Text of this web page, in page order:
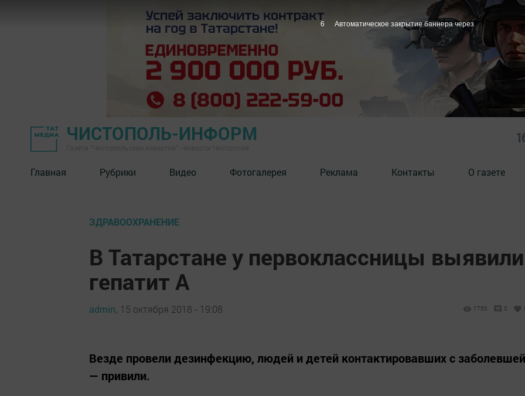
ЧИСТОПОЛЬ-ИНФОРМ
Главная Рубрики Видео Фотогалерея Реклама Контакты О газете
ЗДРАВООХРАНЕНИЕ
В Татарстане у первоклассницы выявили
гепатит А
admin, 15 октября 2018 - 19:08 1750 0
Везде провели дезинфекцию, людей и детей контактировавших с заболевшей
— привили.
5 Автоматическое закрытие баннера через